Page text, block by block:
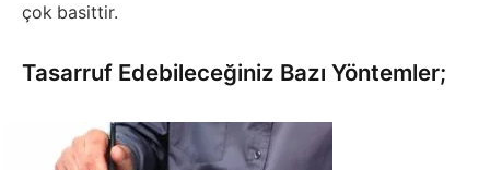
çok basittir.
Tasarruf Edebileceğiniz Bazı Yöntemler;